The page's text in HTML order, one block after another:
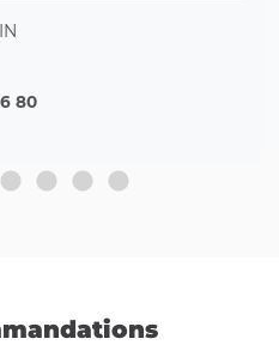
80